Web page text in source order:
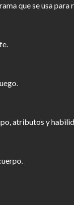
que se usa para
atributos y